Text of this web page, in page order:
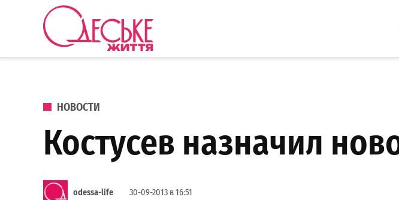
Перейти к содержанию
ОПУБЛИКОВАНО В
НОВОСТИ
Костусев назначил
odessa-life 30-09-2013 в 16:51